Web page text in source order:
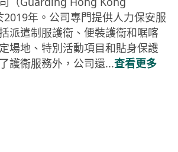
年。公司專門提供人力保安服
派遣制服護衞、便裝護衞和啹喀
場地、特別活動項目和貼身保護
護衞服務外，公司還...查看更多